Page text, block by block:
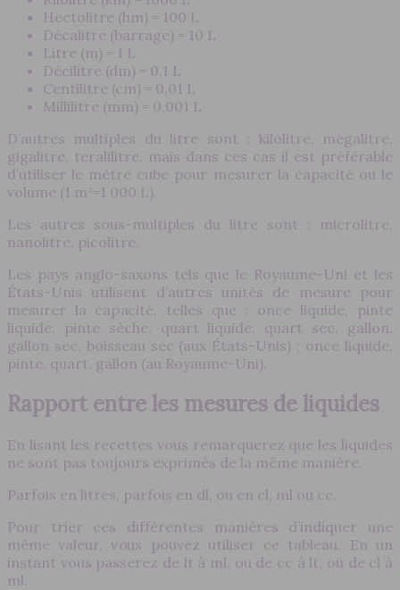
Hectolitre (hm) = 100 L
Décalitre (barrage) = 10 L
Litre (m) = 1 L
Décilitre (dm) = 0,1 L
Centilitre (cm) = 0,01 L
Millilitre (mm) = 0,001 L
D’autres multiples du litre sont : kilolitre, mégalitre,
gigalitre, teralilitre, mais dans ces cas il est préférable
d’utiliser le mètre cube pour mesurer la capacité ou le
volume (1 m³=1 000 L).
Les autres sous-multiples du litre sont : microlitre,
nanolitre, picolitre.
Les pays anglo-saxons tels que le Royaume-Uni et les
États-Unis utilisent d’autres unités de mesure pour
mesurer la capacité, telles que : once liquide, pinte
liquide, pinte sèche, quart liquide, quart sec, gallon,
gallon sec, boisseau sec (aux États-Unis) ; once liquide,
pinte, quart, gallon (au Royaume-Uni).
Rapport entre les mesures de liquides
En lisant les recettes vous remarquerez que les liquides
ne sont pas toujours exprimés de la même manière.
Parfois en litres, parfois en dl, ou en cl, ml ou cc.
Pour trier ces différentes manières d’indiquer une
même valeur, vous pouvez utiliser ce tableau. En un
instant vous passerez de lt à ml, ou de cc à lt, ou de cl à
ml.